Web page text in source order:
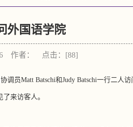
外国语学院
作者： 点击：[88]
调员Matt Batschi和Judy Batschi一行二人访
来访客人。